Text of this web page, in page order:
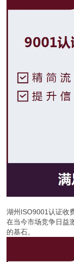
湖州ISO9001认证收
在当今市场竞争日益
的基石。